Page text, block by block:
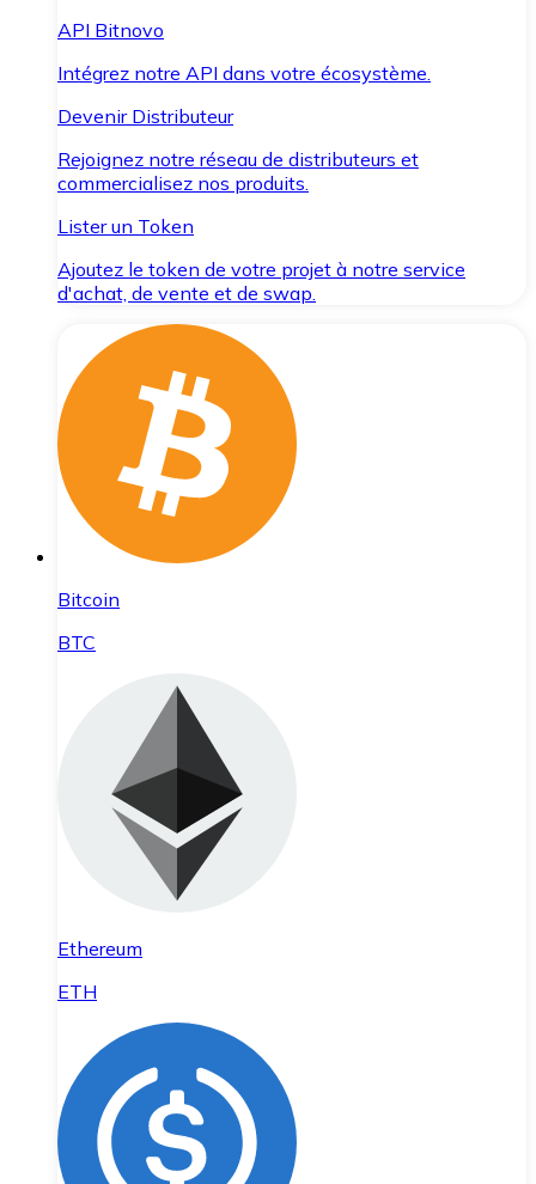
API Bitnovo
Intégrez notre API dans votre écosystème.
Devenir Distributeur
Rejoignez notre réseau de distributeurs et
commercialisez nos produits.
Lister un Token
Ajoutez le token de votre projet à notre service
d'achat, de vente et de swap.
Bitcoin
BTC
Ethereum
ETH